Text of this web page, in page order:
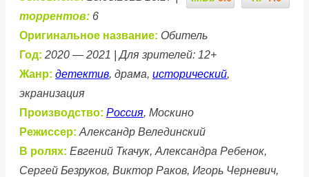
торрентов: 6
Оригинальное название: Обитель
Год: 2020 — 2021 | Для зрителей: 12+
Жанр: детектив, драма, исторический,
экранизация
Производство: Россия, Москино
Режиссер: Александр Велединский
В ролях: Евгений Ткачук, Александра Ребенок,
Сергей Безруков, Виктор Раков, Игорь Черневич,